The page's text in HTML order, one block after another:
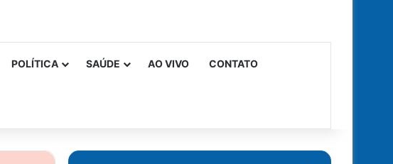
POLÍTICA SAÚDE AO VIVO CONTATO